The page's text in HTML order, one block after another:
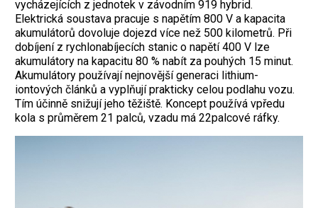
vycházejících z jednotek v závodním 919 hybrid.
Elektrická soustava pracuje s napětím 800 V a kapacita
akumulátorů dovoluje dojezd více než 500 kilometrů. Při
dobíjení z rychlonabíjecích stanic o napětí 400 V lze
akumulátory na kapacitu 80 % nabít za pouhých 15 minut.
Akumulátory používají nejnovější generaci lithium-
iontových článků a vyplňují prakticky celou podlahu vozu.
Tím účinně snižují jeho těžiště. Koncept používá vpředu
kola s průměrem 21 palců, vzadu má 22palcové ráfky.